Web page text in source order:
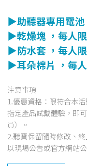
▶助聽器專用電
▶乾燥塊 ，每人
▶防水套 ，每人
▶耳朵棉片 ，每
注意事項
1.優惠資格：限符合本
指定產品試戴體驗，即
員）。
2.聽寶保留隨時修改、
以現場公告或官方網站